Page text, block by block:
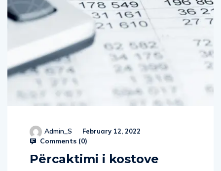
Admin_S February 12, 2022
Comments (0)
Përcaktimi i kostove